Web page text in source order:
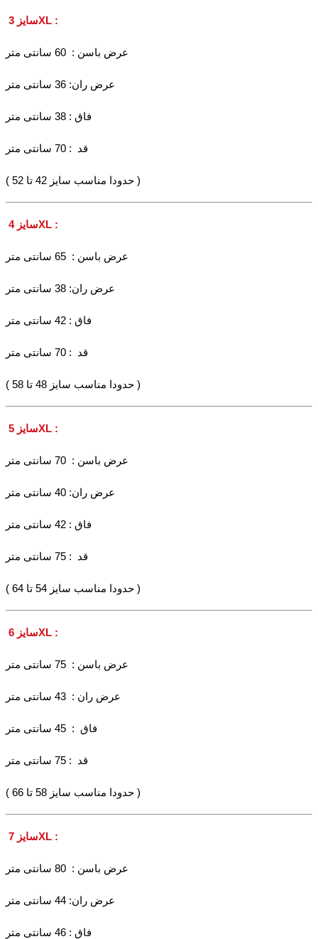
سایز 3XL :
عرض باسن : 60 سانتی متر
عرض ران: 36 سانتی متر
فاق : 38 سانتی متر
قد : 70 سانتی متر
( حدودا مناسب سایز 42 تا 52 )
سایز 4XL :
عرض باسن : 65 سانتی متر
عرض ران: 38 سانتی متر
فاق : 42 سانتی متر
قد : 70 سانتی متر
( حدودا مناسب سایز 48 تا 58 )
سایز 5XL :
عرض باسن : 70 سانتی متر
عرض ران: 40 سانتی متر
فاق : 42 سانتی متر
قد : 75 سانتی متر
( حدودا مناسب سایز 54 تا 64 )
سایز 6XL :
عرض باسن : 75 سانتی متر
عرض ران : 43 سانتی متر
فاق : 45 سانتی متر
قد : 75 سانتی متر
( حدودا مناسب سایز 58 تا 66 )
سایز 7XL :
عرض باسن : 80 سانتی متر
عرض ران: 44 سانتی متر
فاق : 46 سانتی متر